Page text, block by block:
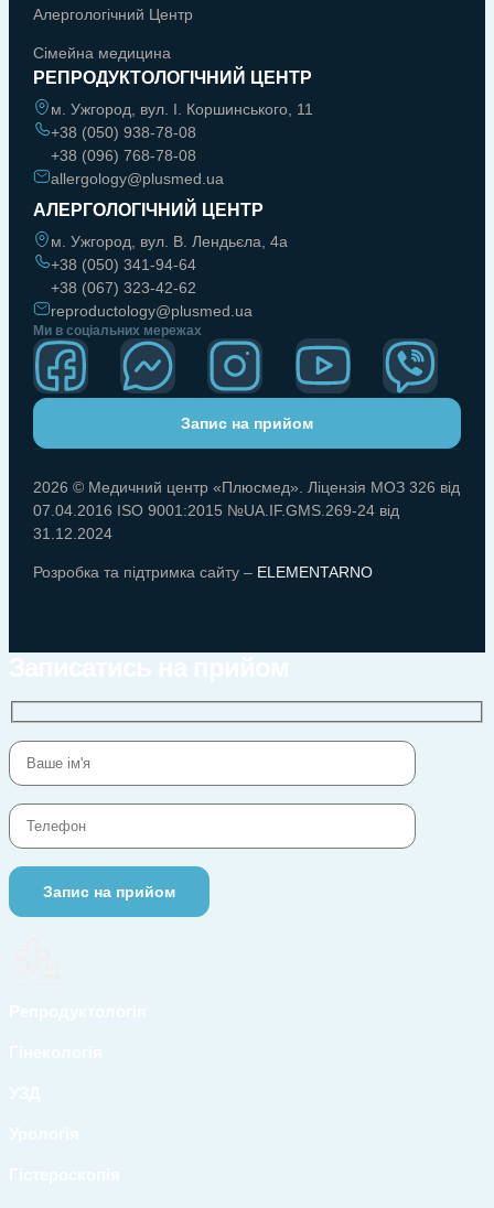
Алергологічний Центр
Сімейна медицина
РЕПРОДУКТОЛОГІЧНИЙ ЦЕНТР
м. Ужгород, вул. І. Коршинського, 11
+38 (050) 938-78-08
+38 (096) 768-78-08
allergology@plusmed.ua
АЛЕРГОЛОГІЧНИЙ ЦЕНТР
м. Ужгород, вул. В. Лендьєла, 4а
+38 (050) 341-94-64
+38 (067) 323-42-62
reproductology@plusmed.ua
Ми в соціальних мережах
Запис на прийом
2026 © Медичний центр «Плюсмед». Ліцензія МОЗ 326 від
07.04.2016 ISO 9001:2015 №UA.IF.GMS.269-24 від
31.12.2024
Розробка та підтримка сайту – ELEMENTARNO